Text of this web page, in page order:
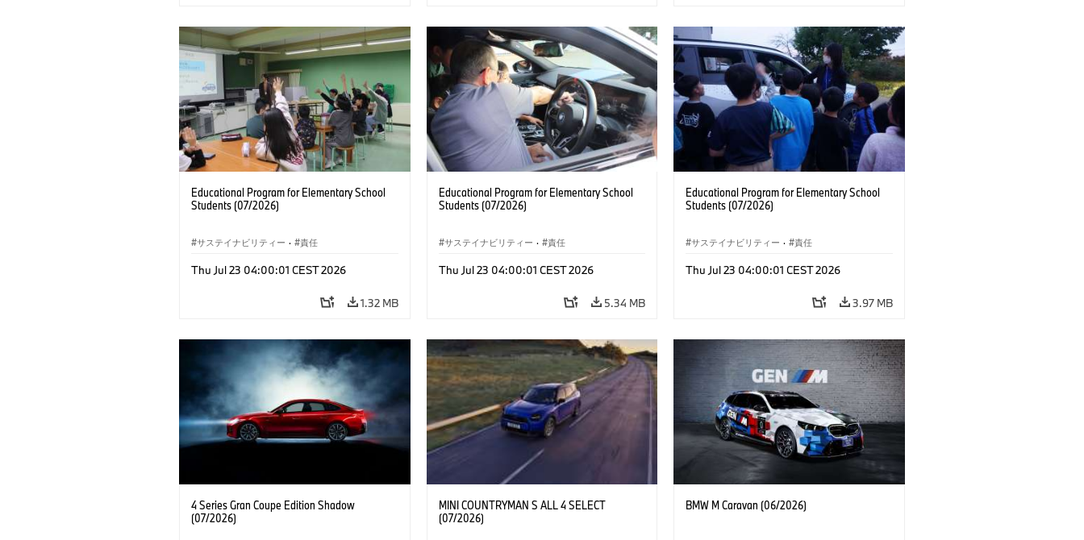
Educational Program for Elementary School
Students (07/2026)
サステイナビリティー · 責任
Thu Jul 23 04:00:01 CEST 2026
1.32 MB
Educational Program for Elementary School
Students (07/2026)
サステイナビリティー · 責任
Thu Jul 23 04:00:01 CEST 2026
5.34 MB
Educational Program for Elementary School
Students (07/2026)
サステイナビリティー · 責任
Thu Jul 23 04:00:01 CEST 2026
3.97 MB
4 Series Gran Coupe Edition Shadow
(07/2026)
MINI COUNTRYMAN S ALL 4 SELECT
(07/2026)
BMW M Caravan (06/2026)